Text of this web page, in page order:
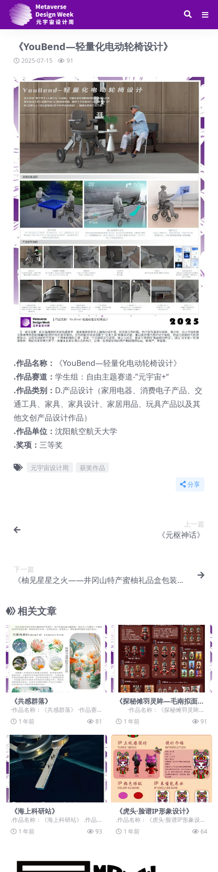
《YouBend—轻量化电动轮椅设计》
2025-07-15 91
.作品名称：
《YouBend—轻量化电动轮椅设计》
.作品赛道： 学生组：自由主题赛道-”元宇宙+“
.作品类别： D.产品设计（家用电器、消费电子产品、交
通工具、家具、家具设计、家居用品、玩具产品以及其
他文创产品设计作品）
.作品单位： 沈阳航空航天大学
.奖项： 三等奖
元宇宙设计周 获奖作品
分享
上一篇
《元枢神话》
下一篇
《柚见星星之火——井冈山特产蜜柚礼品盒包装设
相关文章
《共感群落》
·作品名称：《共感群落》 ·作品赛
道：学生组：自由主题赛道-”元宇宙
+“ ·作品...
1 年前 81
《探秘傩羽灵眸—毛南拟面
志》
·作品名称：《探秘傩羽灵眸—
毛南拟面志》 ·作品赛道：学生组：
自...1 年前 91
《海上科研站》
.作品名称：《海上科研站》 .作品
赛道：学生组：自由主题赛道-”元宇
宙+“ .作...
1 年前 93
《虎头·脸谱IP形象设计》
.作品名称：《虎头·脸谱IP形象设
计》 .作品赛道：学生组：命题赛
道-”元宇宙+...
1 年前 64